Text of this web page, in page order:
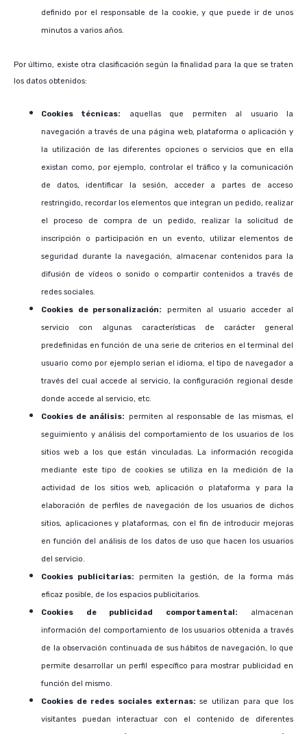
definido por el responsable de la cookie, y que puede ir de unos
minutos a varios años.
Por último, existe otra clasificación según la finalidad para la que se traten
los datos obtenidos:
Cookies técnicas:
aquellas que permiten al usuario la
navegación a través de una página web, plataforma o aplicación y
la utilización de las diferentes opciones o servicios que en ella
existan como, por ejemplo, controlar el tráfico y la comunicación
de datos, identificar la sesión, acceder a partes de acceso
restringido, recordar los elementos que integran un pedido, realizar
el proceso de compra de un pedido, realizar la solicitud de
inscripción o participación en un evento, utilizar elementos de
seguridad durante la navegación, almacenar contenidos para la
difusión de vídeos o sonido o compartir contenidos a través de
redes sociales.
Cookies de personalización: permiten al usuario acceder al
servicio con algunas características de carácter general
predefinidas en función de una serie de criterios en el terminal del
usuario como por ejemplo serian el idioma, el tipo de navegador a
través del cual accede al servicio, la configuración regional desde
donde accede al servicio, etc.
Cookies de análisis: permiten al responsable de las mismas, el
seguimiento y análisis del comportamiento de los usuarios de los
sitios web a los que están vinculadas. La información recogida
mediante este tipo de cookies se utiliza en la medición de la
actividad de los sitios web, aplicación o plataforma y para la
elaboración de perfiles de navegación de los usuarios de dichos
sitios, aplicaciones y plataformas, con el fin de introducir mejoras
en función del análisis de los datos de uso que hacen los usuarios
del servicio.
Cookies publicitarias: permiten la gestión, de la forma más
eficaz posible, de los espacios publicitarios.
Cookies de publicidad comportamental: almacenan
información del comportamiento de los usuarios obtenida a través
de la observación continuada de sus hábitos de navegación, lo que
permite desarrollar un perfil específico para mostrar publicidad en
función del mismo.
Cookies de redes sociales externas: se utilizan para que los
visitantes puedan interactuar con el contenido de diferentes